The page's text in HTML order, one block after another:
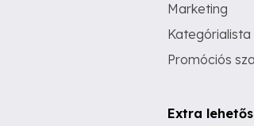
Marketing
Kategórialista
Promóciós
Extra